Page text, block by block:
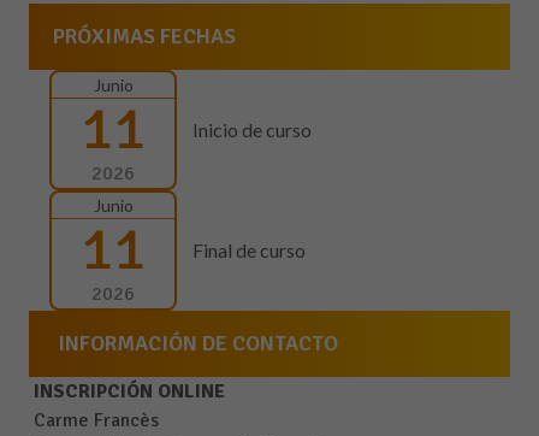
PRÓXIMAS FECHAS
Junio
11
2026
Inicio de curso
Junio
11
2026
Final de curso
INFORMACIÓN DE CONTACTO
INSCRIPCIÓN ONLINE
Carme Francès